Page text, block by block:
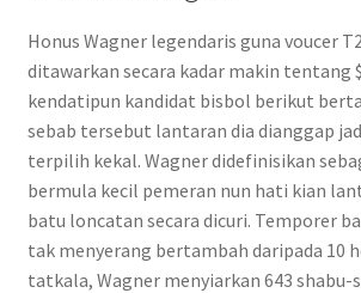
Honus Wagner legendaris guna voucer
ditawarkan secara kadar makin tentang
kendatipun kandidat bisbol berikut
sebab tersebut lantaran dia dianggap
terpilih kekal. Wagner didefinisikan
bermula kecil pemeran nun hati kian
batu loncatan secara dicuri. Temporer
tak menyerang bertambah daripada 10
tatkala, Wagner menyiarkan 643 shabu-